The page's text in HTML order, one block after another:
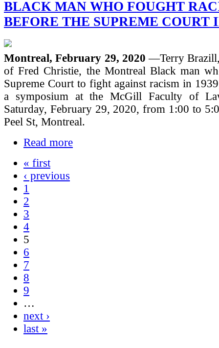
BLACK MAN WHO FOUGHT
BEFORE THE SUPREME COURT
Montreal, February 29, 2020—Terry
of Fred Christie, the Montreal Black man
Supreme Court to fight against racism in
a symposium at the McGill Faculty of
Saturday, February 29, 2020, from 1:00 to
Peel St, Montreal.
Read more
« first
‹ previous
1
2
3
4
5
6
7
8
9
…
next ›
last »